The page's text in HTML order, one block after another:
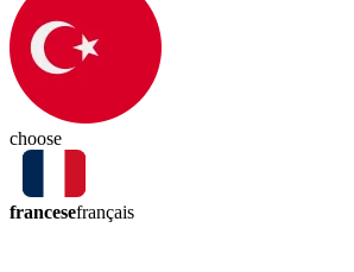
choose
francesefrançais